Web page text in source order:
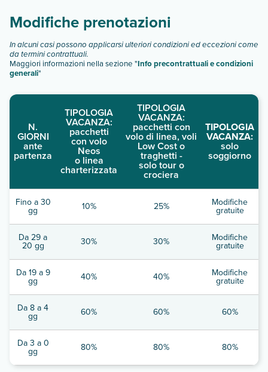
Modifiche prenotazioni
In alcuni casi possono applicarsi ulteriori condizioni ed eccezioni come
da termini contrattuali.
Maggiori informazioni nella sezione "Info precontrattuali e condizioni
generali"
N.
GIORNI
ante
partenza
TIPOLOGIA
VACANZA:
pacchetti
con volo
Neos
o linea
charterizzata
TIPOLOGIA
VACANZA:
pacchetti con
volo di linea, voli
Low Cost o
traghetti -
solo tour o
crociera
TIPOLOGIA
VACANZA:
solo
soggiorno
Fino a 30
gg 10% 25% Modifiche
gratuite
Da 29 a
20 gg 30% 30% Modifiche
gratuite
Da 19 a 9
gg 40% 40% Modifiche
gratuite
Da 8 a 4
gg 60% 60% 60%
Da 3 a 0
gg 80% 80% 80%